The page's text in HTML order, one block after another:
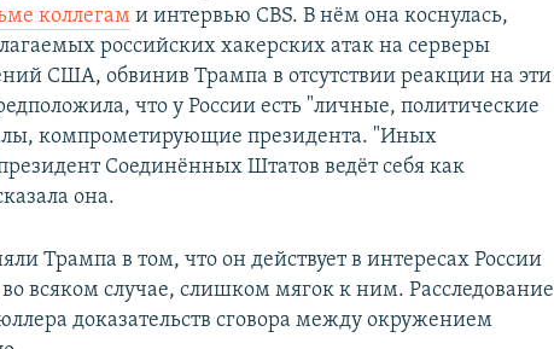
коллегам и интервью CBS. В нём она коснулась,
российских хакерских атак на серверы
США, обвинив Трампа в отсутствии реакции на эти
что у России есть "личные, политические
компрометирующие президента. "Иных
Соединённых Штатов ведёт себя как
она.
Трампа в том, что он действует в интересах России
всяком случае, слишком мягок к ним. Расследование
доказательств сговора между окружением